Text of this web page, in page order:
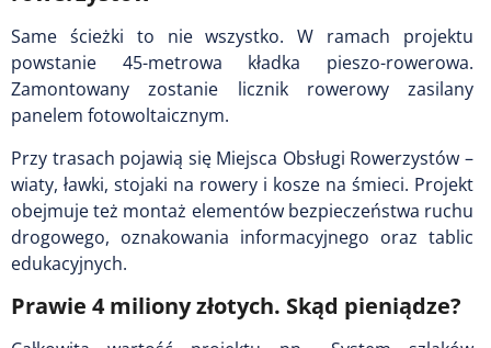
Same ścieżki to nie wszystko. W ramach projektu
powstanie 45-metrowa kładka pieszo-rowerowa.
Zamontowany zostanie licznik rowerowy zasilany
panelem fotowoltaicznym.
Przy trasach pojawią się Miejsca Obsługi Rowerzystów –
wiaty, ławki, stojaki na rowery i kosze na śmieci. Projekt
obejmuje też montaż elementów bezpieczeństwa ruchu
drogowego, oznakowania informacyjnego oraz tablic
edukacyjnych.
Prawie 4 miliony złotych. Skąd pieniądze?